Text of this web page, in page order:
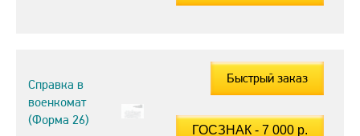
Справка в
военкомат
(Форма 26)
Быстрый заказ